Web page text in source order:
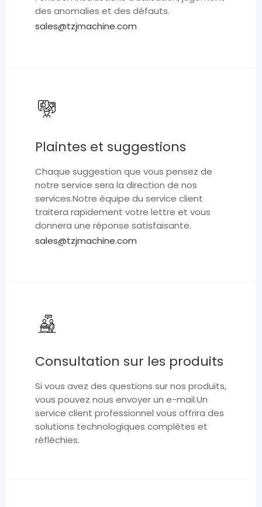
des anomalies et des défauts.
sales@tzjmachine.com
Plaintes et suggestions
Chaque suggestion que vous pensez de
notre service sera la direction de nos
services.Notre équipe du service client
traitera rapidement votre lettre et vous
donnera une réponse satisfaisante.
sales@tzjmachine.com
Consultation sur les produits
Si vous avez des questions sur nos produits,
vous pouvez nous envoyer un e-mail.Un
service client professionnel vous offrira des
solutions technologiques complètes et
réfléchies.